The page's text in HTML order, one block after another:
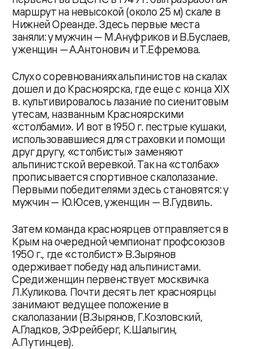
маршрут на невысокой (около 25 м) скале в
Нижней Ореанде. Здесь первые места
заняли: у мужчин — М.Ануфриков и В.Буслаев,
у женщин — А.Антонович и Т.Ефремова.
Слух о соревнованиях альпинистов на скалах
дошел и до Красноярска, где еще с конца XIX
в. культивировалось лазание по сиенитовым
утесам, названным Красноярскими
«столбами». И вот в 1950 г. пестрые кушаки,
использовавшиеся для страховки и помощи
друг другу, «столбисты» заменяют
альпинистской веревкой. Так на «столбах»
прописывается спортивное скалолазание.
Первыми победителями здесь становятся: у
мужчин — Ю.Юсев, у женщин — В.Гудвиль.
Затем команда красноярцев отправляется в
Крым на очередной чемпионат профсоюзов
1950 г., где «столбист» В.Зырянов
одерживает победу над альпинистами.
Среди женщин первенствует москвичка
Л.Куликова. Почти десять лет красноярцы
занимают ведущее положение в
скалолазании (В.Зырянов, Г.Козловский,
А.Гладков, Э.Фрейберг, К.Шалыгин,
А.Путинцев).